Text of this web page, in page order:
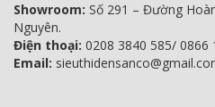
Showroom: Số 291 – Đường
Nguyên.
Điện thoại: 0208 3840 585/ 0866
Email: